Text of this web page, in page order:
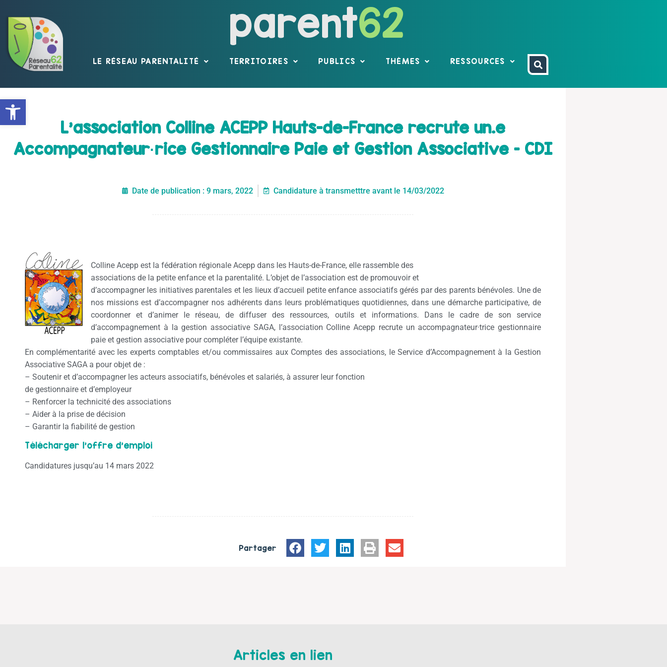
Ouvrir la barre d’outils
parent62
LE RÉSEAU PARENTALITÉ TERRITOIRES PUBLICS THÈMES RESSOURCES
L’association Colline ACEPP Hauts-de-France recrute un.e
Accompagnateur·rice Gestionnaire Paie et Gestion Associative – CDI
Date de publication : 9 mars, 2022 Candidature à transmetttre avant le 14/03/2022
Colline Acepp est la fédération régionale Acepp dans les Hauts-de-France, elle rassemble des
associations de la petite enfance et la parentalité. L’objet de l’association est de promouvoir et
d’accompagner les initiatives parentales et les lieux d’accueil petite enfance associatifs gérés par des parents bénévoles. Une de
nos missions est d’accompagner nos adhérents dans leurs problématiques quotidiennes, dans une démarche participative, de
coordonner et d’animer le réseau, de diffuser des ressources, outils et informations. Dans le cadre de son service
d’accompagnement à la gestion associative SAGA, l’association Colline Acepp recrute un accompagnateur·trice gestionnaire
paie et gestion associative pour compléter l’équipe existante.
En complémentarité avec les experts comptables et/ou commissaires aux Comptes des associations, le Service d’Accompagnement à la Gestion
Associative SAGA a pour objet de :
– Soutenir et d’accompagner les acteurs associatifs, bénévoles et salariés, à assurer leur fonction
de gestionnaire et d’employeur
– Renforcer la technicité des associations
– Aider à la prise de décision
– Garantir la fiabilité de gestion
Télécharger l’offre d’emploi
Candidatures jusqu’au 14 mars 2022
Partager
Articles en lien